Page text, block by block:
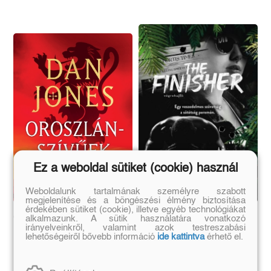
Oroszlánszívűek -
Essex Vérebei trilógia
The Finisher -
Végrehajtó - A sötétség
univerzuma 4.
Ez a weboldal sütiket (cookie) használ
Weboldalunk tartalmának személyre szabott
megjelenítése és a böngészési élmény biztosítása
érdekében sütiket (cookie), illetve egyéb technológiákat
alkalmazunk. A sütik használatára vonatkozó
irányelveinkről, valamint azok testreszabási
lehetőségeiről bővebb információ ide kattintvaérhető el.